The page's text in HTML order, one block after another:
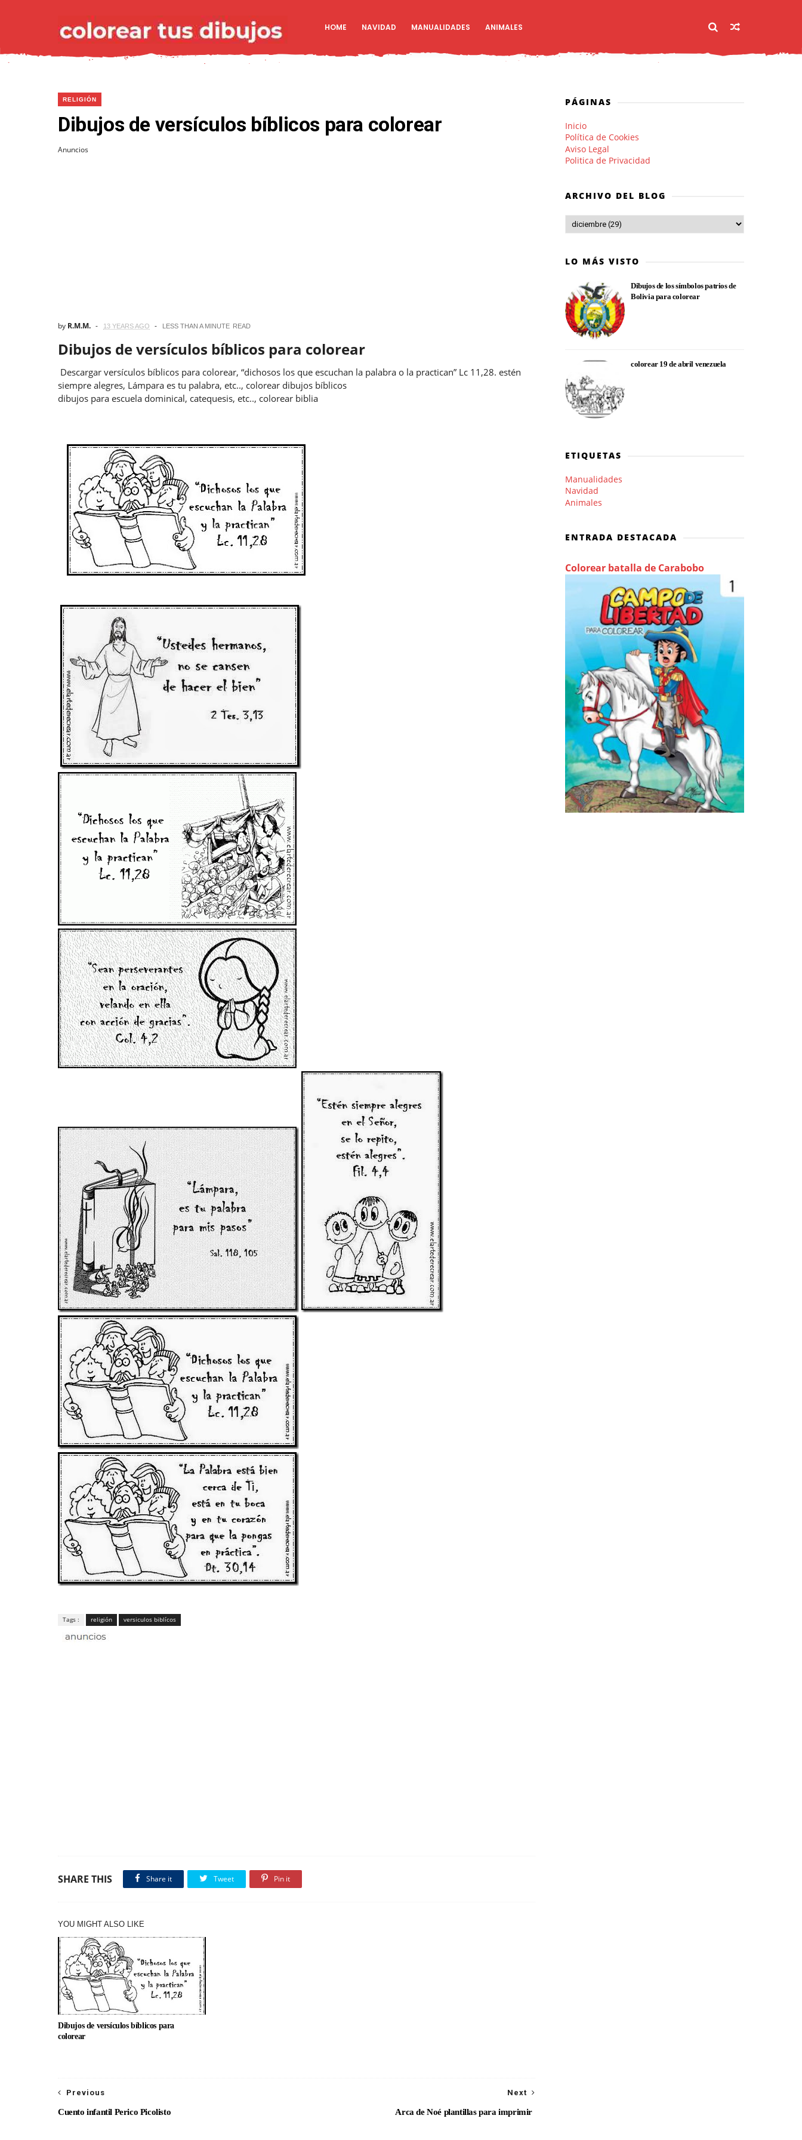
HOME NAVIDAD MANUALIDADES ANIMALES
RELIGIÓN
Dibujos de versículos bíblicos para colorear
Anuncios
by R.M.M. 13 YEARS AGO LESS THAN A MINUTE READ
Dibujos de versículos bíblicos para colorear
Descargar versículos bíblicos para colorear, “dichosos los que escuchan la palabra o la practican” Lc 11,28. estén
siempre alegres, Lámpara es tu palabra, etc.., colorear dibujos bíblicos
dibujos para escuela dominical, catequesis, etc.., colorear biblia
Tags : religión versiculos biblícos
SHARE THIS Share it Tweet Pin it
YOU MIGHT ALSO LIKE
Dibujos de versículos bíblicos para
colorear
Next
Arca de Noé plantillas para imprimir
Previous
Cuento infantil Perico Picolisto
PÁGINAS
Inicio
Política de Cookies
Aviso Legal
Politica de Privacidad
ARCHIVO DEL BLOG
LO MÁS VISTO
Dibujos de los símbolos patrios de
Bolivia para colorear
colorear 19 de abril venezuela
ETIQUETAS
Manualidades
Navidad
Animales
ENTRADA DESTACADA
Colorear batalla de Carabobo